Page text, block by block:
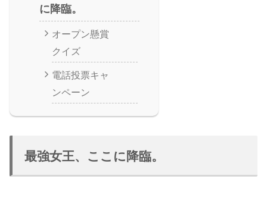
に降臨。
オープン懸賞
クイズ
電話投票キャ
ンペーン
最強女王、ここに降臨。